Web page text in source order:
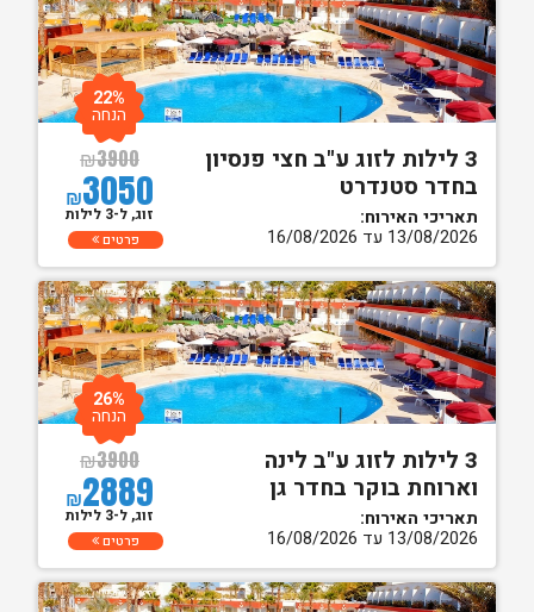
3 לילות לזוג ע"ב חצי פנסיון
בחדר סטנדרט
תאריכי האירוח:
13/08/2026 עד 16/08/2026
₪3900
₪3050
22%
הנחה
זוג, ל-3 לילות
פרטים
3 לילות לזוג ע"ב לינה
וארוחת בוקר בחדר גן
תאריכי האירוח:
13/08/2026 עד 16/08/2026
₪3900
₪2889
26%
הנחה
זוג, ל-3 לילות
פרטים